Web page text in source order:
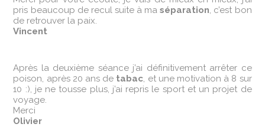
pris beaucoup de recul suite à maséparation, c’est bon
de retrouver la paix.
Vincent
Après la deuxième séance j’ai définitivement arrêter ce
poison, après 20 ans de tabac, et une motivation à 8 sur
10 :), je ne tousse plus, j’ai repris le sport et un projet de
voyage.
Merci
Olivier